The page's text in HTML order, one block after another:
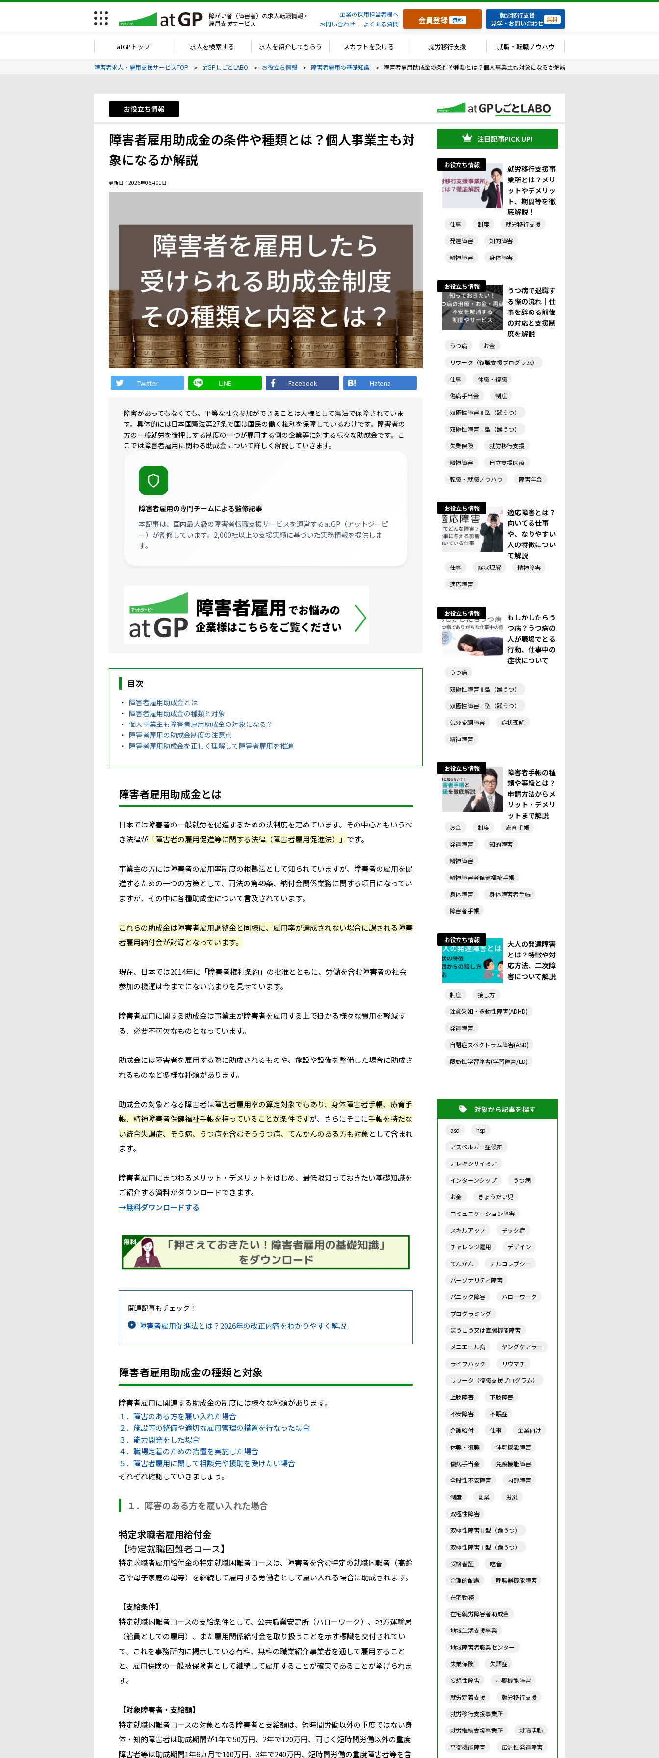
障がい者（障害者）の求人転職情報・
雇用支援サービス
企業の採用担当者様へ
お問い合わせ
よくある質問 会員登録 無料
就労移行支援
見学・お問い合わせ 無料
atGPトップ 求人を検索する 求人を紹介してもらう スカウトを受ける 就労移行支援 就職・転職ノウハウ
障害者求人・雇用支援サービスTOP atGPしごとLABO お役立ち情報 障害者雇用の基礎知識 障害者雇用助成金の条件や種類とは？個人事業主も対象になるか解説
お役立ち情報
障害者雇用助成金の条件や種類とは？個人事業主も対
象になるか解説
更新日：2026年06月01日
Twitter LINE Facebook Hatena
障害があってもなくても、平等な社会参加ができることは人権として憲法で保障されていま
す。具体的には日本国憲法第27条で国は国民の働く権利を保障しているわけです。障害者の
方の一般就労を後押しする制度の一つが雇用する側の企業等に対する様々な助成金です。こ
こでは障害者雇用に関わる助成金について詳しく解説していきます。
障害者雇用の専門チームによる監修記事
本記事は、国内最大級の障害者転職支援サービスを運営するatGP（アットジーピ
ー） が監修しています。2,000社以上の支援実績に基づいた実務情報を提供しま
す。
目次
障害者雇用助成金とは
障害者雇用助成金の種類と対象
個人事業主も障害者雇用助成金の対象になる？
障害者雇用の助成金制度の注意点
障害者雇用助成金を正しく理解して障害者雇用を推進
障害者雇用助成金とは
日本では障害者の一般就労を促進するための法制度を定めています。その中心ともいうべ
き法律が 「障害者の雇用促進等に関する法律（障害者雇用促進法）」 です。
事業主の方には障害者の雇用率制度の根拠法として知られていますが、障害者の雇用を促
進するための一つの方策として、同法の第49条、納付金関係業務に関する項目になってい
ますが、その中に各種助成金について言及されています。
これらの助成金は障害者雇用調整金と同様に、雇用率が達成されない場合に課される障害
者雇用納付金が財源となっています。
現在、日本では2014年に「障害者権利条約」の批准とともに、労働を含む障害者の社会
参加の機運は今までにない高まりを見せています。
障害者雇用に関する助成金は事業主が障害者を雇用する上で掛かる様々な費用を軽減す
る、必要不可欠なものとなっています。
助成金には障害者を雇用する際に助成されるものや、施設や設備を整備した場合に助成さ
れるものなど多様な種類があります。
助成金の対象となる障害者は障害者雇用率の算定対象でもあり、身体障害者手帳、療育手
帳、精神障害者保健福祉手帳を持っていることが条件ですが、さらにそこに手帳を持たな
い統合失調症、そう病、うつ病を含むそううつ病、てんかんのある方も対象 として含まれ
ます。
障害者雇用にまつわるメリット・デメリットをはじめ、最低限知っておきたい基礎知識を
ご紹介する資料がダウンロードできます。
→無料ダウンロードする
関連記事もチェック！
障害者雇用促進法とは？2026年の改正内容をわかりやすく解説
障害者雇用助成金の種類と対象
障害者雇用に関連する助成金の制度には様々な種類があります。
１．障害のある方を雇い入れた場合
２．施設等の整備や適切な雇用管理の措置を行なった場合
３．能力開発をした場合
４．職場定着のための措置を実施した場合
５．障害者雇用に関して相談先や援助を受けたい場合
それぞれ確認していきましょう。
１．障害のある方を雇い入れた場合
特定求職者雇用給付金
【特定就職困難者コース】
特定求職者雇用給付金の特定就職困難者コースは、障害者を含む特定の就職困難者（高齢
者や母子家庭の母等）を継続して雇用する労働者として雇い入れる場合に助成されます。
【支給条件】
特定就職困難者コースの支給条件として、公共職業安定所（ハローワーク）、地方運輸局
（船員としての雇用）、また雇用関係給付金を取り扱うことを示す標識を交付されてい
て、これを事務所内に掲示している有料、無料の職業紹介事業者を通して雇用すること
と、雇用保険の一般被保険者として継続して雇用することが確実であることが挙げられま
す。
【対象障害者・支給額】
特定就職困難者コースの対象となる障害者と支給額は、短時間労働以外の重度ではない身
体・知的障害者は助成期間が1年で50万円、2年で120万円、同じく短時間労働以外の重度
障害者等は助成期間1年6カ月で100万円、3年で240万円、短時間労働の重度障害者等を含
注目記事PICK UP!
お役立ち情報
就労移行支援事
業所とは？メリ
ットやデメリッ
ト、期間等を徹
底解説！
仕事 制度
就労移行支援
発達障害
知的障害
精神障害
身体障害
お役立ち情報
うつ病で退職す
る際の流れ｜仕
事を辞める前後
の対応と支援制
度を解説
うつ病
お金
リワーク（復職支援プログラム）
仕事
休職・復職
傷病手当金
制度
双極性障害Ⅱ型（躁うつ）
双極性障害Ⅰ型（躁うつ）
失業保険
就労移行支援
精神障害
自立支援医療
転職・就職ノウハウ
障害年金
お役立ち情報
適応障害とは？
向いてる仕事
や、なりやすい
人の特徴につい
て解説
仕事 症状理解
精神障害
適応障害
お役立ち情報
もしかしたらう
つ病？うつ病の
人が職場でとる
行動、仕事中の
症状について
うつ病
双極性障害Ⅱ型（躁うつ）
双極性障害Ⅰ型（躁うつ）
気分変調障害
症状理解
精神障害
お役立ち情報
障害者手帳の種
類や等級とは？
申請方法からメ
リット・デメリ
ットまで解説
お金 制度
療育手帳
発達障害
知的障害
精神障害
精神障害者保健福祉手帳
身体障害
身体障害者手帳
障害者手帳
お役立ち情報
大人の発達障害
とは？特徴や対
応方法、二次障
害について解説
制度
接し方
注意欠如・多動性障害(ADHD)
発達障害
自閉症スペクトラム障害(ASD)
限局性学習障害(学習障害/LD)
対象から記事を探す
asd
hsp
アスペルガー症候群
アレキシサイミア
インターンシップ
うつ病
お金
きょうだい児
コミュニケーション障害
スキルアップ
チック症
チャレンジ雇用
デザイン
てんかん
ナルコレプシー
パーソナリティ障害
パニック障害
ハローワーク
プログラミング
ぼうこう又は直腸機能障害
メニエール病
ヤングケアラー
ライフハック
リウマチ
リワーク（復職支援プログラム）
上肢障害
下肢障害
不安障害
不眠症
介護給付
仕事
企業向け
休職・復職
体幹機能障害
傷病手当金
免疫機能障害
全般性不安障害
内部障害
制度
副業
労災
双極性障害
双極性障害Ⅱ型（躁うつ）
双極性障害Ⅰ型（躁うつ）
受給者証
吃音
合理的配慮
呼吸器機能障害
在宅勤務
在宅就労障害者助成金
地域生活支援事業
地域障害者職業センター
失業保険
失語症
妄想性障害
小腸機能障害
就労定着支援
就労移行支援
就労移行支援事業所
就労継続支援事業所
就職活動
平衡機能障害
広汎性発達障害